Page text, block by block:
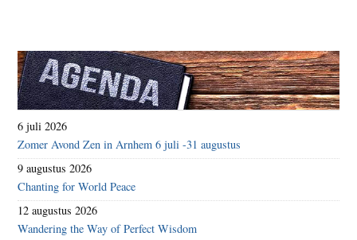
6 juli 2026
Zomer Avond Zen in Arnhem 6 juli -31 augustus
9 augustus 2026
Chanting for World Peace
12 augustus 2026
Wandering the Way of Perfect Wisdom